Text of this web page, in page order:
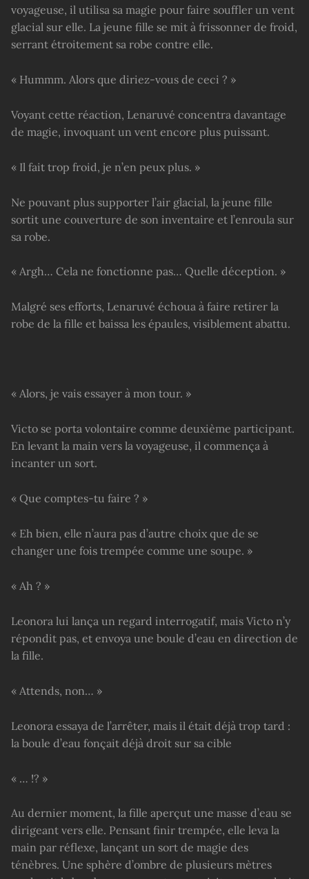
voyageuse, il utilisa sa magie pour faire souffler un vent
glacial sur elle. La jeune fille se mit à frissonner de froid,
serrant étroitement sa robe contre elle.
« Hummm. Alors que diriez-vous de ceci ? »
Voyant cette réaction, Lenaruvé concentra davantage
de magie, invoquant un vent encore plus puissant.
« Il fait trop froid, je n’en peux plus. »
Ne pouvant plus supporter l’air glacial, la jeune fille
sortit une couverture de son inventaire et l’enroula sur
sa robe.
« Argh… Cela ne fonctionne pas… Quelle déception. »
Malgré ses efforts, Lenaruvé échoua à faire retirer la
robe de la fille et baissa les épaules, visiblement abattu.
« Alors, je vais essayer à mon tour. »
Victo se porta volontaire comme deuxième participant.
En levant la main vers la voyageuse, il commença à
incanter un sort.
« Que comptes-tu faire ? »
« Eh bien, elle n’aura pas d’autre choix que de se
changer une fois trempée comme une soupe. »
« Ah ? »
Leonora lui lança un regard interrogatif, mais Victo n’y
répondit pas, et envoya une boule d’eau en direction de
la fille.
« Attends, non… »
Leonora essaya de l’arrêter, mais il était déjà trop tard :
la boule d’eau fonçait déjà droit sur sa cible
« … !? »
Au dernier moment, la fille aperçut une masse d’eau se
dirigeant vers elle. Pensant finir trempée, elle leva la
main par réflexe, lançant un sort de magie des
ténèbres. Une sphère d’ombre de plusieurs mètres